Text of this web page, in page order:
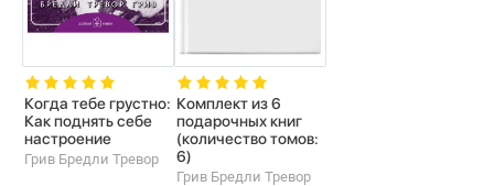
Когда тебе грустно:
Как поднять себе
настроение
Грив Бредли Тревор
Комплект из 6
подарочных книг
(количество томов:
6)
Грив Бредли Тревор